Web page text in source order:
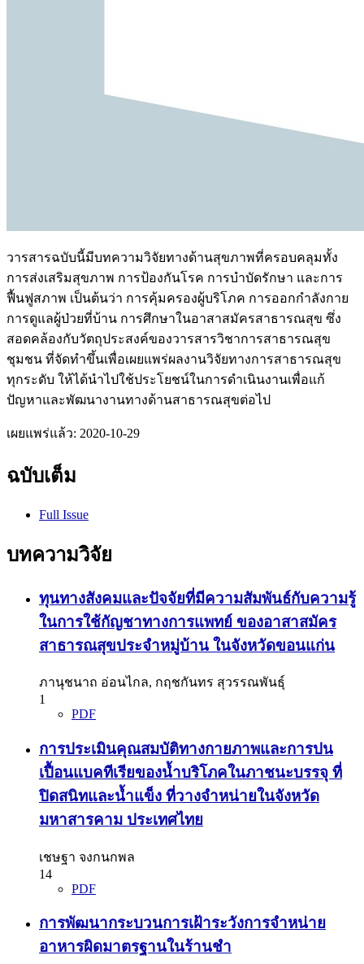
วารสารฉบับนี้มีบทความวิจัยทางด้านสุขภาพที่ครอบคลุมทั้ง
การส่งเสริมสุขภาพ การป้องกันโรค การบำบัดรักษา และการ
ฟื้นฟูสภาพ เป็นต้นว่า การคุ้มครองผู้บริโภค การออกกำลังกาย
การดูแลผู้ป่วยที่บ้าน การศึกษาในอาสาสมัครสาธารณสุข ซึ่ง
สอดคล้องกับวัตถุประสงค์ของวารสารวิชาการสาธารณสุข
ชุมชน ที่จัดทำขึ้นเพื่อเผยแพร่ผลงานวิจัยทางการสาธารณสุข
ทุกระดับ ให้ได้นำไปใช้ประโยชน์ในการดำเนินงานเพื่อแก้
ปัญหาและพัฒนางานทางด้านสาธารณสุขต่อไป
เผยแพร่แล้ว: 2020-10-29
ฉบับเต็ม
Full Issue
บทความวิจัย
ทุนทางสังคมและปัจจัยที่มีความสัมพันธ์กับความรู้
ในการใช้กัญชาทางการแพทย์ ของอาสาสมัคร
สาธารณสุขประจำหมู่บ้าน ในจังหวัดขอนแก่น
ภานุชนาถ อ่อนไกล, กฤชกันทร สุวรรณพันธุ์
1
PDF
การประเมินคุณสมบัติทางกายภาพและการปน
เปื้อนแบคทีเรียของน้ำบริโภคในภาชนะบรรจุ ที่
ปิดสนิทและน้ำแข็ง ที่วางจำหน่ายในจังหวัด
มหาสารคาม ประเทศไทย
เชษฐา จงกนกพล
14
PDF
การพัฒนากระบวนการเฝ้าระวังการจำหน่าย
อาหารผิดมาตรฐานในร้านชำ